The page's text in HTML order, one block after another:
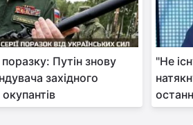
поразку: Путін знову
західного
"Не